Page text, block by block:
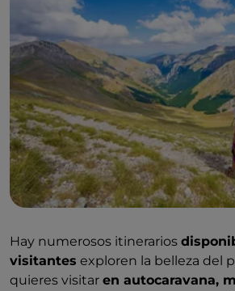
Hay numerosos itinerarios
visitantes exploren la belleza del
quieres visitar en autocaravana,